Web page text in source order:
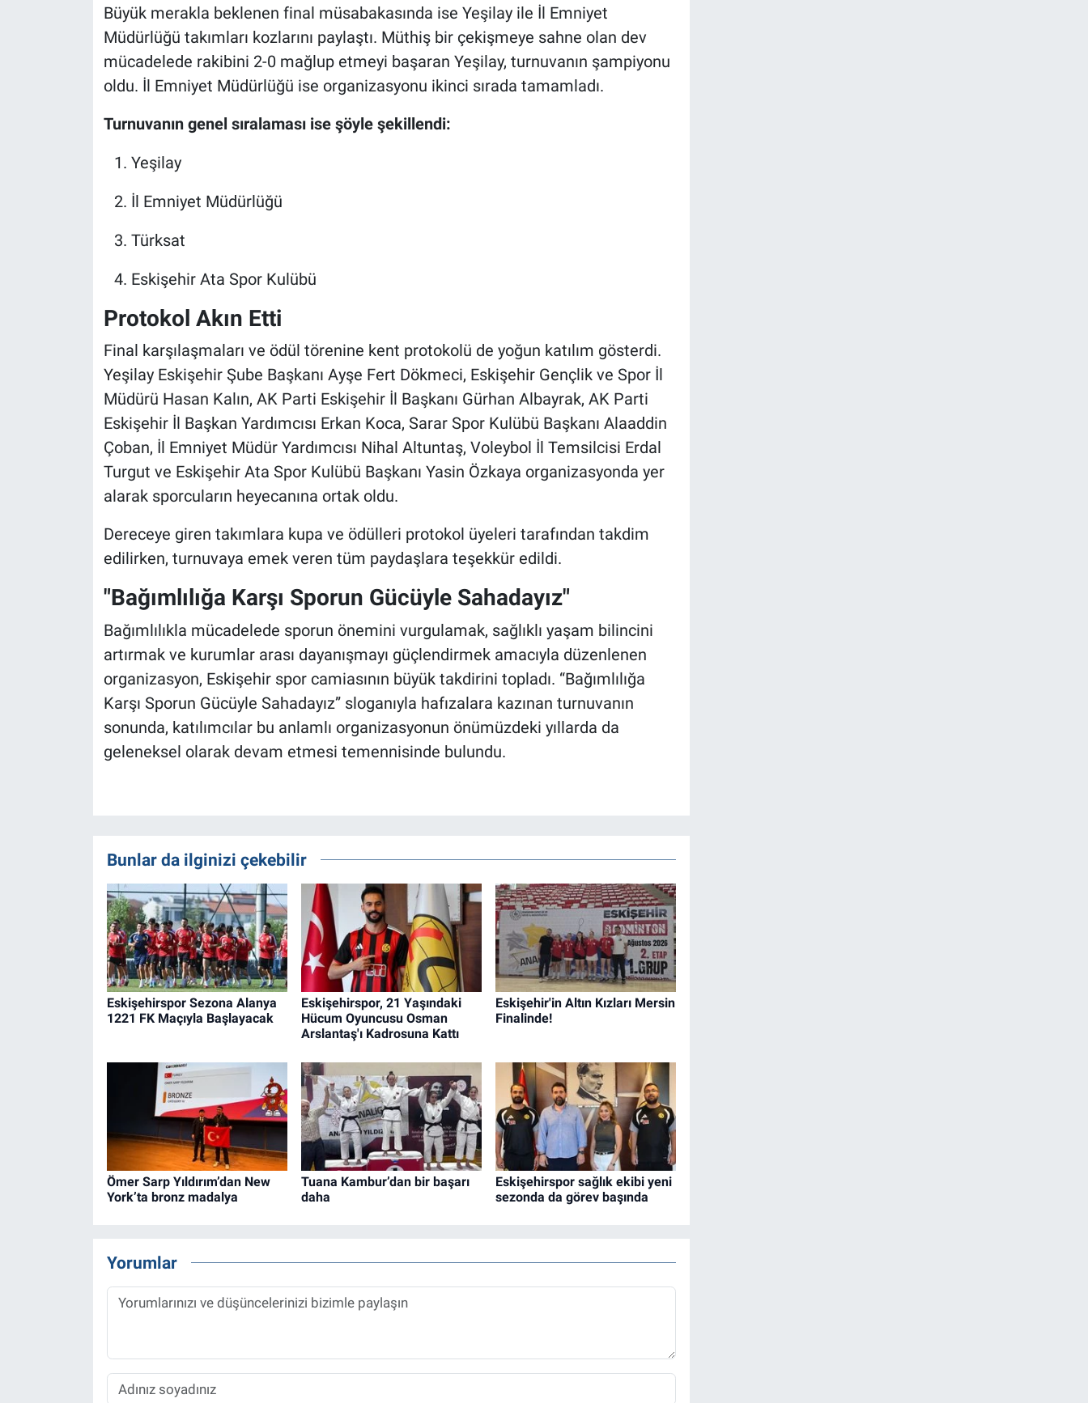
Büyük merakla beklenen final müsabakasında ise Yeşilay ile İl Emniyet
Müdürlüğü takımları kozlarını paylaştı. Müthiş bir çekişmeye sahne olan dev
mücadelede rakibini 2-0 mağlup etmeyi başaran Yeşilay, turnuvanın şampiyonu
oldu. İl Emniyet Müdürlüğü ise organizasyonu ikinci sırada tamamladı.
Turnuvanın genel sıralaması ise şöyle şekillendi:
Yeşilay
İl Emniyet Müdürlüğü
Türksat
Eskişehir Ata Spor Kulübü
Protokol Akın Etti
Final karşılaşmaları ve ödül törenine kent protokolü de yoğun katılım gösterdi.
Yeşilay Eskişehir Şube Başkanı Ayşe Fert Dökmeci, Eskişehir Gençlik ve Spor İl
Müdürü Hasan Kalın, AK Parti Eskişehir İl Başkanı Gürhan Albayrak, AK Parti
Eskişehir İl Başkan Yardımcısı Erkan Koca, Sarar Spor Kulübü Başkanı Alaaddin
Çoban, İl Emniyet Müdür Yardımcısı Nihal Altuntaş, Voleybol İl Temsilcisi Erdal
Turgut ve Eskişehir Ata Spor Kulübü Başkanı Yasin Özkaya organizasyonda yer
alarak sporcuların heyecanına ortak oldu.
Dereceye giren takımlara kupa ve ödülleri protokol üyeleri tarafından takdim
edilirken, turnuvaya emek veren tüm paydaşlara teşekkür edildi.
"Bağımlılığa Karşı Sporun Gücüyle Sahadayız"
Bağımlılıkla mücadelede sporun önemini vurgulamak, sağlıklı yaşam bilincini
artırmak ve kurumlar arası dayanışmayı güçlendirmek amacıyla düzenlenen
organizasyon, Eskişehir spor camiasının büyük takdirini topladı. “Bağımlılığa
Karşı Sporun Gücüyle Sahadayız” sloganıyla hafızalara kazınan turnuvanın
sonunda, katılımcılar bu anlamlı organizasyonun önümüzdeki yıllarda da
geleneksel olarak devam etmesi temennisinde bulundu.
Bunlar da ilginizi çekebilir
Eskişehirspor Sezona Alanya
1221 FK Maçıyla Başlayacak
Eskişehirspor, 21 Yaşındaki
Hücum Oyuncusu Osman
Arslantaş'ı Kadrosuna Kattı
Eskişehir'in Altın Kızları Mersin
Finalinde!
Ömer Sarp Yıldırım’dan New
York’ta bronz madalya
Tuana Kambur’dan bir başarı
daha
Eskişehirspor sağlık ekibi yeni
sezonda da görev başında
Yorumlar